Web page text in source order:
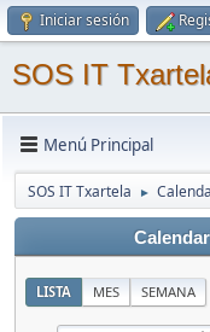
Iniciar sesión
SOS IT
Menú Principal
SOS IT Txartela ►
LISTA MES SEMANA